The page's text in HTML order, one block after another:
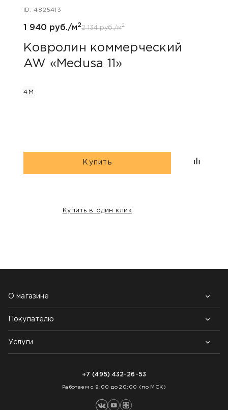
ID: 4825413
1 940 руб./м22 134 руб./м2
Ковролин коммерческий
AW «Medusa 11»
4М
Купить
Купить в один клик
О магазине
Почему выбирают нас
Контакты
Блог
Покупателю
Возврат товара
Как заказать
Услуги
+7 (495) 432-26-53
Работаем с 9:00 до 20:00 (по МСК)